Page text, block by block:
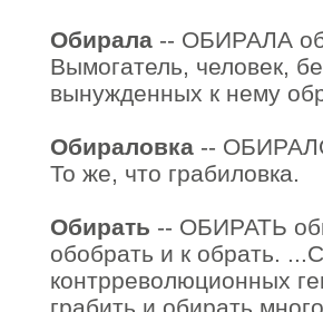
Обирала -- ОБИРАЛА
Вымогатель, человек,
вынужденных к нему
Обираловка --
То же, что грабиловка.
Обирать -- ОБИРАТЬ
обобрать и к обрать.
контрреволюционных